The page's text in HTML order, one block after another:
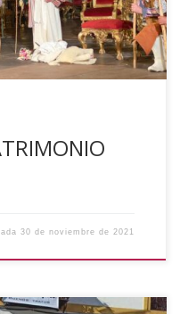
30 de noviembre de 2021